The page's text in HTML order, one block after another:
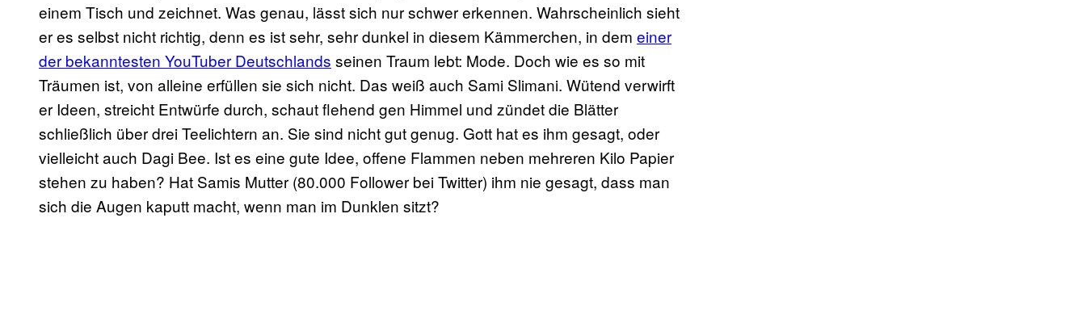
einem Tisch und zeichnet. Was genau, lässt sich nur schwer erkennen. Wahrscheinlich sieht
er es selbst nicht richtig, denn es ist sehr, sehr dunkel in diesem Kämmerchen, in dem einer
der bekanntesten YouTuber Deutschlands seinen Traum lebt: Mode. Doch wie es so mit
Träumen ist, von alleine erfüllen sie sich nicht. Das weiß auch Sami Slimani. Wütend verwirft
er Ideen, streicht Entwürfe durch, schaut flehend gen Himmel und zündet die Blätter
schließlich über drei Teelichtern an. Sie sind nicht gut genug. Gott hat es ihm gesagt, oder
vielleicht auch Dagi Bee. Ist es eine gute Idee, offene Flammen neben mehreren Kilo Papier
stehen zu haben? Hat Samis Mutter (80.000 Follower bei Twitter) ihm nie gesagt, dass man
sich die Augen kaputt macht, wenn man im Dunklen sitzt?